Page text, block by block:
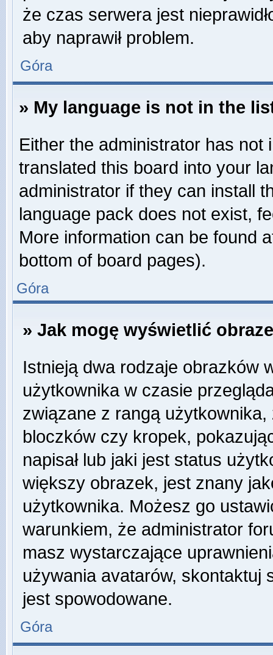
że czas serwera jest
aby naprawił problem.
Góra
» My language is not in the
Either the administrator has
translated this board into your
administrator if they can install
language pack does not exist,
More information can be found
bottom of board pages).
Góra
» Jak mogę wyświetlić
Istnieją dwa rodzaje obrazków
użytkownika w czasie
związane z rangą
bloczków czy kropek,
napisał lub jaki jest status
większy obrazek, jest znany
użytkownika. Możesz go
warunkiem, że administrator
masz wystarczające
używania avatarów, skontaktuj
jest spowodowane.
Góra